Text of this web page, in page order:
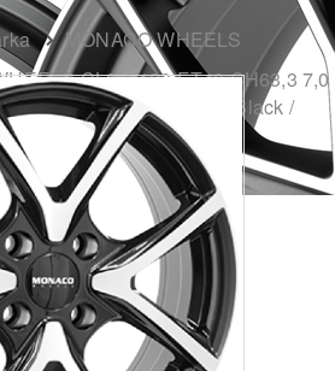
MONACO WHEELS
CL2 4/100 ET40 CH63,3 7,0
WHEELS 63,3 Gloss Black /
Polished